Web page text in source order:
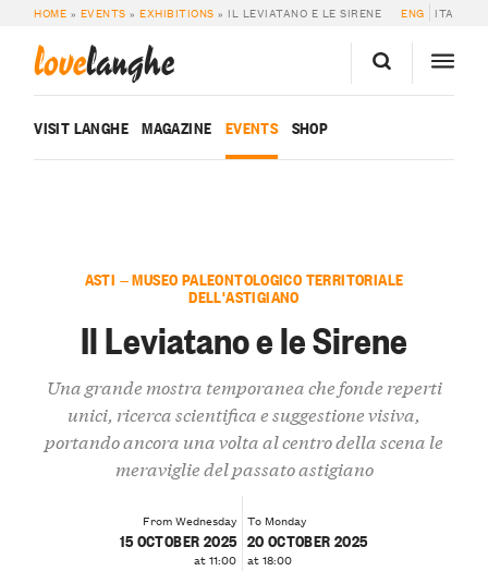
HOME » EVENTS »EXHIBITIONS » IL LEVIATANO E LE SIRENE ENG ITA
lovelanghe
VISIT LANGHE MAGAZINE EVENTS SHOP
ASTI — MUSEO PALEONTOLOGICO TERRITORIALE
DELL'ASTIGIANO
Il Leviatano e le Sirene
Una grande mostra temporanea che fonde reperti
unici, ricerca scientifica e suggestione visiva,
portando ancora una volta al centro della scena le
meraviglie del passato astigiano
From Wednesday
15 OCTOBER 2025
at 11:00
To Monday
20 OCTOBER 2025
at 18:00